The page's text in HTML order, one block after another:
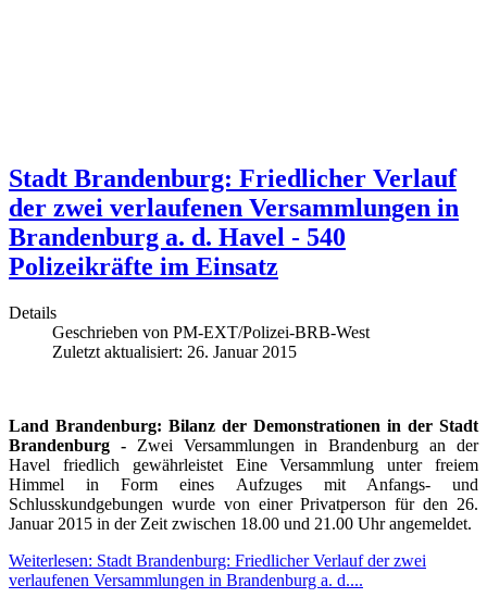
Stadt Brandenburg: Friedlicher Verlauf
der zwei verlaufenen Versammlungen in
Brandenburg a. d. Havel - 540
Polizeikräfte im Einsatz
Details
Geschrieben von PM-EXT/Polizei-BRB-West
Zuletzt aktualisiert: 26. Januar 2015
Land Brandenburg: Bilanz der Demonstrationen in der Stadt
Brandenburg -Zwei Versammlungen in Brandenburg an der
Havel friedlich gewährleistet Eine Versammlung unter freiem
Himmel in Form eines Aufzuges mit Anfangs- und
Schlusskundgebungen wurde von einer Privatperson für den 26.
Januar 2015 in der Zeit zwischen 18.00 und 21.00 Uhr angemeldet.
Weiterlesen: Stadt Brandenburg: Friedlicher Verlauf der zwei
verlaufenen Versammlungen in Brandenburg a. d....